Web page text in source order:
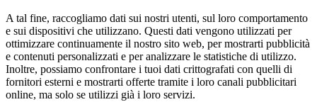
A tal fine, raccogliamo dati sui nostri utenti, sul loro comportamento
e sui dispositivi che utilizzano. Questi dati vengono utilizzati per
ottimizzare continuamente il nostro sito web, per mostrarti pubblicità
e contenuti personalizzati e per analizzare le statistiche di utilizzo.
Inoltre, possiamo confrontare i tuoi dati crittografati con quelli di
fornitori esterni e mostrarti offerte tramite i loro canali pubblicitari
online, ma solo se utilizzi già i loro servizi.